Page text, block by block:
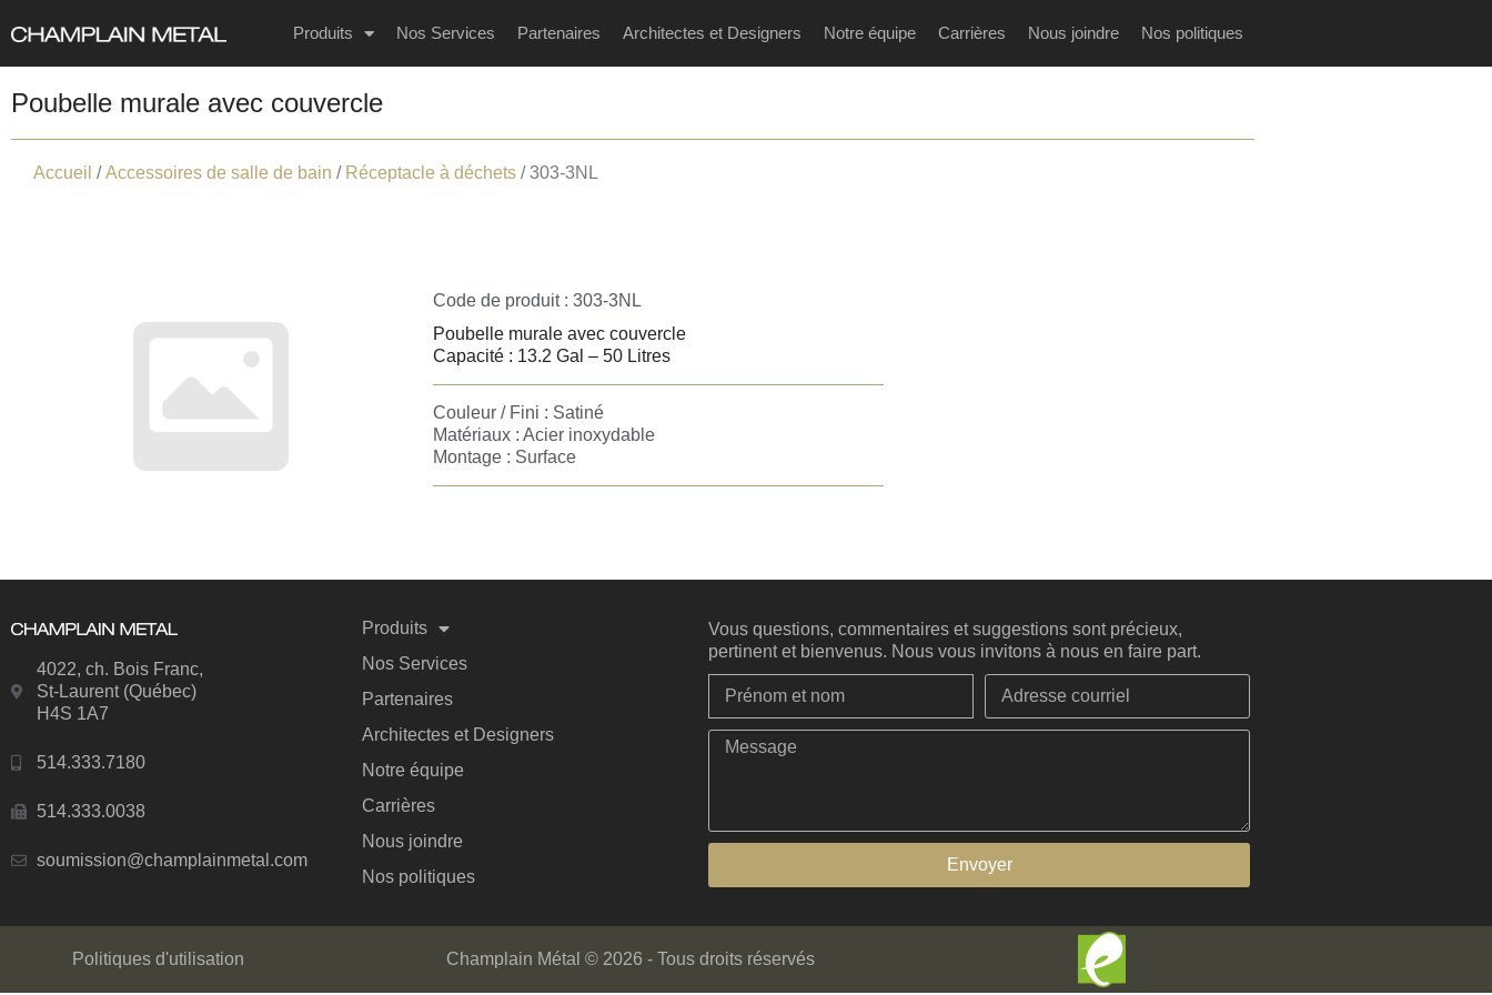
Produits Nos Services Partenaires Architectes et Designers Notre équipe Carrières Nous joindre Nos politiques
Poubelle murale avec couvercle
Accueil /Accessoires de salle de bain / Réceptacle à déchets / 303-3NL
Code de produit : 303-3NL
Poubelle murale avec couvercle
Capacité : 13.2 Gal – 50 Litres
Couleur / Fini : Satiné
Matériaux : Acier inoxydable
Montage : Surface
4022, ch. Bois Franc,
St-Laurent (Québec)
H4S 1A7
514.333.7180
514.333.0038
soumission@champlainmetal.com
Produits
Nos Services
Partenaires
Architectes et Designers
Notre équipe
Carrières
Nous joindre
Nos politiques
Vous questions, commentaires et suggestions sont précieux,
pertinent et bienvenus. Nous vous invitons à nous en faire part.
Envoyer
Politiques d'utilisation Champlain Métal © 2026 - Tous droits réservés